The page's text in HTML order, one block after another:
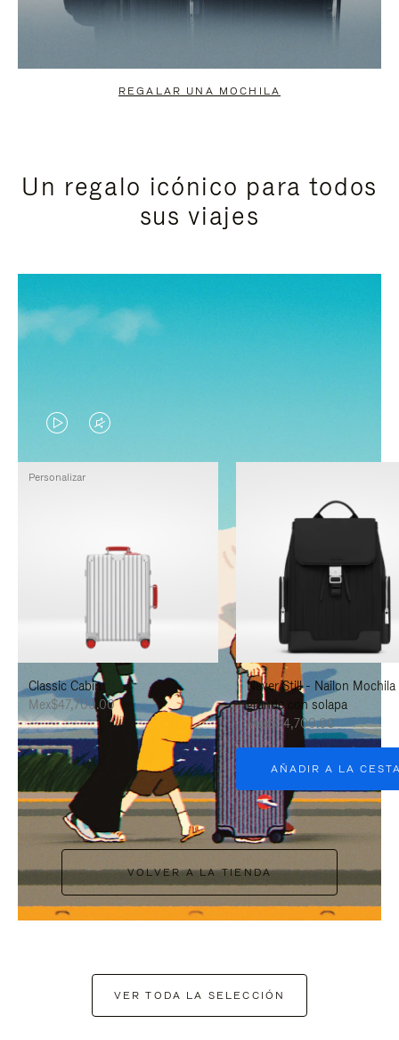
REGALAR UNA MOCHILA
Un regalo icónico para todos
sus viajes
EL
VÍDEO
PAUSADO,
PARA
PAUSARLO.
EL
SONIDO
ESTÁ
DESACTIVADO:
PULSE
PARA
ACTIVARLO.
Classic Cabin
Mex$47,700.00
Personalizar
Never Still - Nailon Mochila
grande con solapa
Mex$34,700.00
AÑADIR A LA
VOLVER A LA TIENDA
VER TODA LA SELECCIÓN